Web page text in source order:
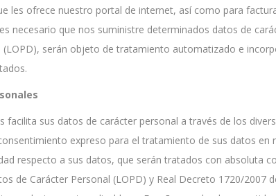
les ofrece nuestro portal de internet, así como para
necesario que nos suministre determinados datos de
serán objeto de tratamiento automatizado e
sus datos de carácter personal a través de los
expreso para el tratamiento de sus datos en
respecto a sus datos, que serán tratados con absoluta
de Carácter Personal (LOPD) y Real Decreto 1720/2007